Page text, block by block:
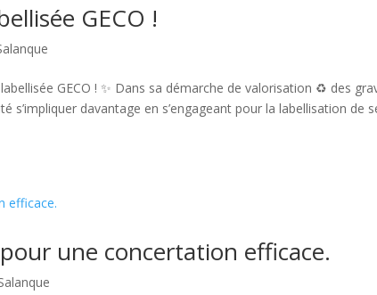
GECO !
GECO ! ✨ Dans sa démarche de valorisation ♻️ des
s’impliquer davantage en s’engageant pour la labellisation de
une concertation efficace.